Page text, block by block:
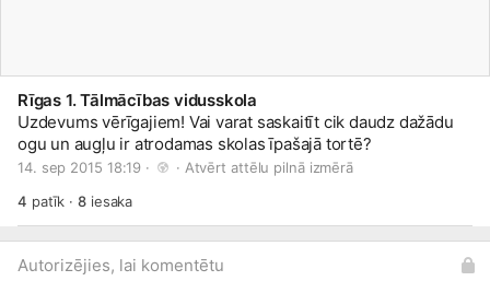
Rīgas 1. Tālmācības vidusskola
Uzdevums vērīgajiem! Vai varat saskaitīt cik daudz dažādu
ogu un augļu ir atrodamas skolas īpašajā tortē?
14. sep 2015 18:19 · · Atvērt attēlu pilnā izmērā
4 patīk ·8iesaka
Autorizējies, lai komentētu